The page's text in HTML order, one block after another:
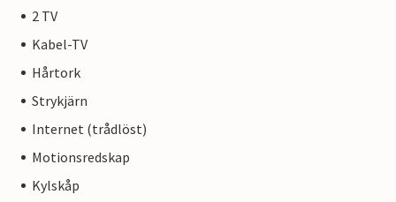
2 TV
Kabel-TV
Hårtork
Strykjärn
Internet (trådlöst)
Motionsredskap
Kylskåp